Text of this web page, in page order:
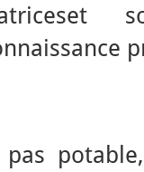
pas